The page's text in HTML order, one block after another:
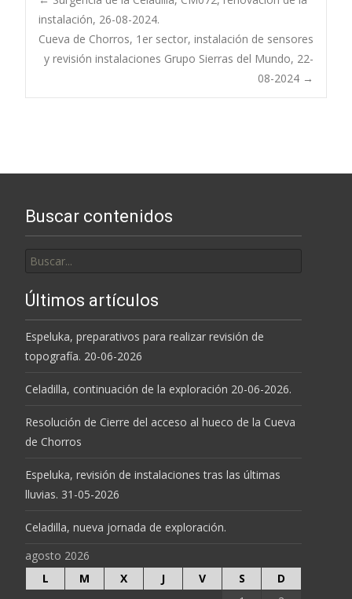
Navegación
de
entradas
instalación, 26-08-2024.
Cueva de Chorros, 1er sector, instalación de sensores
y revisión instalaciones Grupo Sierras del Mundo, 22-
08-2024 →
Buscar contenidos
por:
Últimos artículos
Espeluka, preparativos para realizar revisión de
topografía. 20-06-2026
Celadilla, continuación de la exploración 20-06-2026.
Resolución de Cierre del acceso al hueco de la Cueva
de Chorros
Espeluka, revisión de instalaciones tras las últimas
lluvias. 31-05-2026
Celadilla, nueva jornada de exploración.
agosto 2026
L
M X J V S
D